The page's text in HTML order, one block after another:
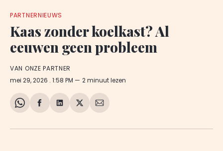
PARTNERNIEUWS
Kaas zonder koelkast? Al
eeuwen geen probleem
VAN ONZE PARTNER
mei 29, 2026 . 1:58 PM 2 minuut lezen
Share
WhatsApp
Delen
Facebook
Delen
LinkedIn
Share
X
Deel
E-